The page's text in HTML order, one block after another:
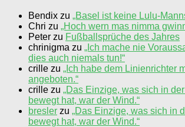
Bendix zu „Basel ist keine Lulu-
Chri zu „Hoch wern mas nimma
Peter zu Fußballsprüche des Jahres
chrinigma zu „Ich mache nie
dies auch niemals tun!“
crille zu „Ich habe dem Linienrichter
angeboten.“
crille zu „Das Einzige, was sich in
bewegt hat, war der Wind.“
bresler zu „Das Einzige, was sich in
bewegt hat, war der Wind.“